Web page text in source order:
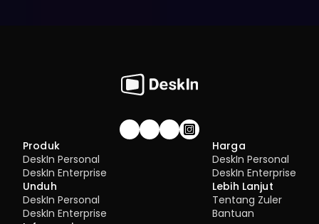
Gabung komunitas!
Produk
DeskIn Personal
DeskIn Enterprise
Unduh
DeskIn Personal
DeskIn Enterprise
Harga
DeskIn Personal
DeskIn Enterprise
Lebih Lanjut
Tentang Zuler
Bantuan